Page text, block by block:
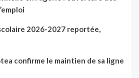
2026-2027 reportée,
confirme le maintien de sa ligne